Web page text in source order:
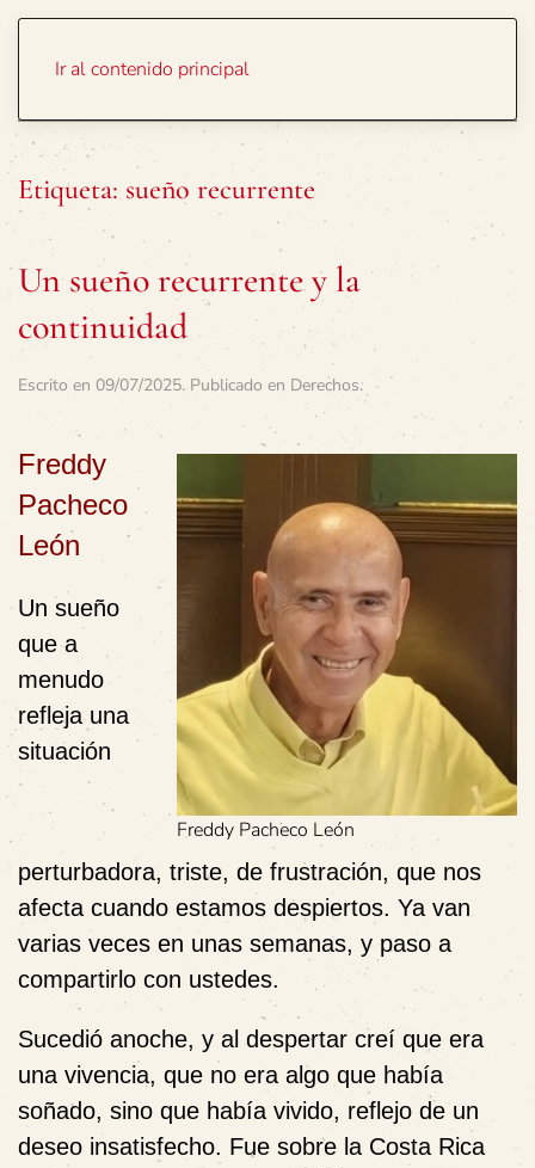
Ir al contenido principal
Etiqueta: sueño recurrente
Un sueño recurrente y la
continuidad
Escrito en 09/07/2025. Publicado en Derechos.
Freddy Pacheco León
Freddy
Pacheco
León
Un sueño
que a
menudo
refleja una
situación
perturbadora, triste, de frustración, que nos
afecta cuando estamos despiertos. Ya van
varias veces en unas semanas, y paso a
compartirlo con ustedes.
Sucedió anoche, y al despertar creí que era
una vivencia, que no era algo que había
soñado, sino que había vivido, reflejo de un
deseo insatisfecho. Fue sobre la Costa Rica